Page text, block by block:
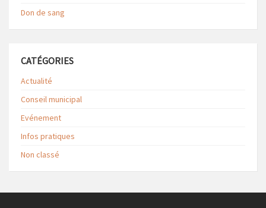
Don de sang
CATÉGORIES
Actualité
Conseil municipal
Evénement
Infos pratiques
Non classé